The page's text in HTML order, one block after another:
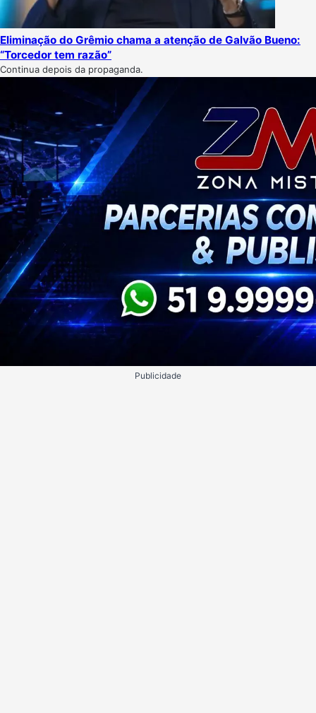
Eliminação do Grêmio chama a atenção de Galvão Bueno:
“Torcedor tem razão”
Continua depois da propaganda.
Publicidade